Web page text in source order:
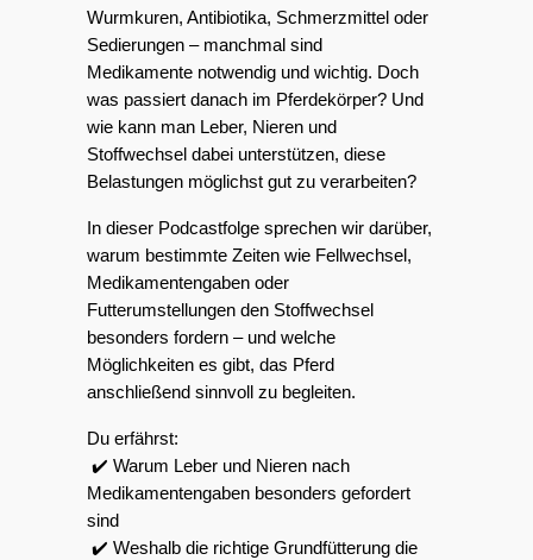
Wurmkuren, Antibiotika, Schmerzmittel oder
Sedierungen – manchmal sind
Medikamente notwendig und wichtig. Doch
was passiert danach im Pferdekörper? Und
wie kann man Leber, Nieren und
Stoffwechsel dabei unterstützen, diese
Belastungen möglichst gut zu verarbeiten?
In dieser Podcastfolge sprechen wir darüber,
warum bestimmte Zeiten wie Fellwechsel,
Medikamentengaben oder
Futterumstellungen den Stoffwechsel
besonders fordern – und welche
Möglichkeiten es gibt, das Pferd
anschließend sinnvoll zu begleiten.
Du erfährst:
Medikamentengaben besonders gefordert
sind